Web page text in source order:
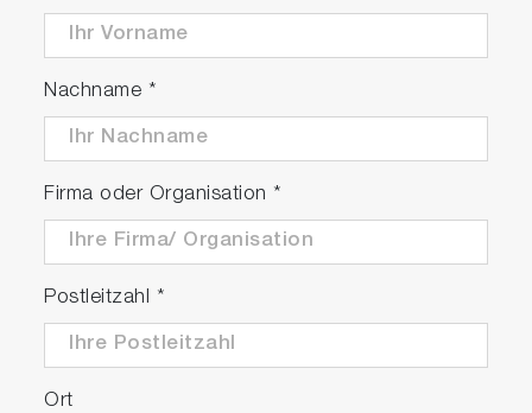
Nachname *
Firma oder Organisation *
Postleitzahl *
Ort